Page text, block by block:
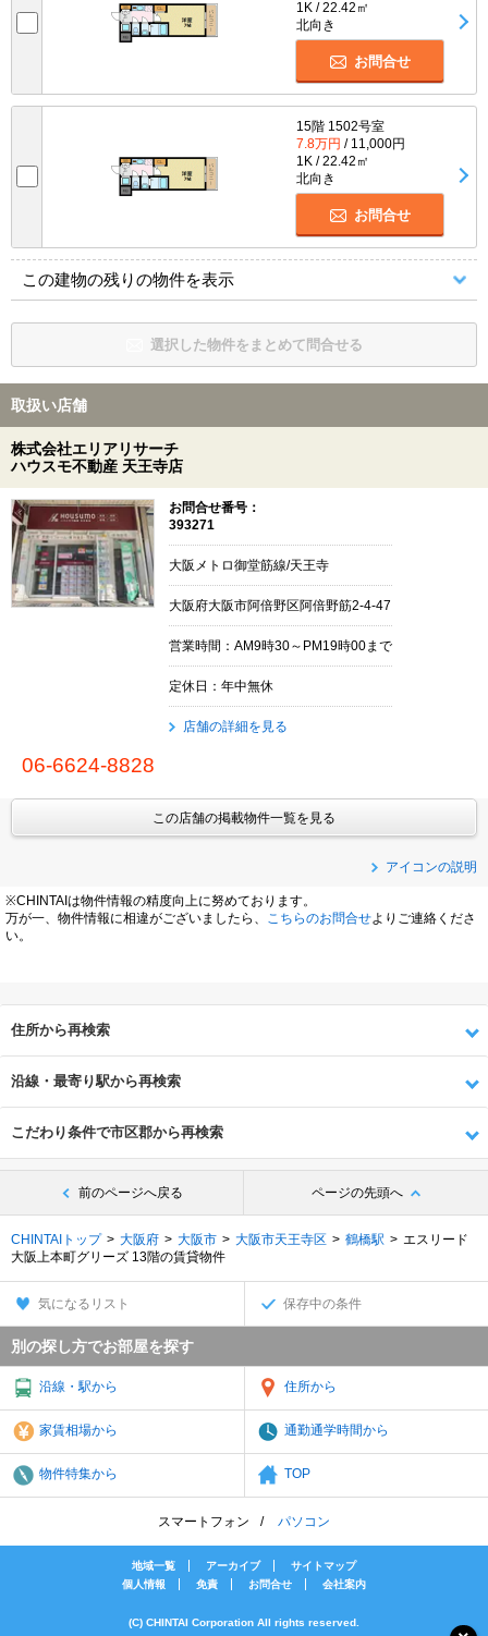
1K / 22.42㎡
北向き
お問合せ
15階 1502号室
7.8万円 / 11,000円
1K / 22.42㎡
北向き
お問合せ
この建物の残りの物件を表示
選択した物件をまとめて問合せる
取扱い店舗
株式会社エリアリサーチ
ハウスモ不動産 天王寺店
お問合せ番号：
393271
大阪メトロ御堂筋線/天王寺
大阪府大阪市阿倍野区阿倍野筋2-4-47
営業時間：AM9時30～PM19時00まで
定休日：年中無休
店舗の詳細を見る
06-6624-8828
この店舗の掲載物件一覧を見る
アイコンの説明
※CHINTAIは物件情報の精度向上に努めております。
万が一、物件情報に相違がございましたら、 こちらのお問合せよりご連絡くださ
い。
住所から再検索
沿線・最寄り駅から再検索
こだわり条件で市区郡から再検索
前のページへ戻る ページの先頭へ
CHINTAIトップ 大阪府 大阪市 大阪市天王寺区 鶴橋駅
エスリード
大阪上本町グリーズ 13階の賃貸物件
気になるリスト 保存中の条件
別の探し方でお部屋を探す
沿線・駅から 住所から
家賃相場から 通勤通学時間から
物件特集から TOP
スマートフォン パソコン
地域一覧 アーカイブ
サイトマップ
個人情報
免責 お問合せ 会社案内
(C) CHINTAI Corporation All rights reserved.